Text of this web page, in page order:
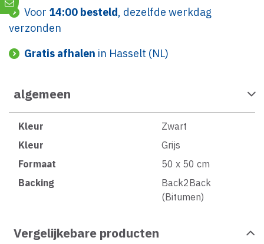
Voor 14:00 besteld, dezelfde werkdag
verzonden
Gratis afhalen in Hasselt (NL)
algemeen
Kleur
Zwart
Kleur
Grijs
Formaat
50 x 50 cm
Backing
Back2Back
(Bitumen)
Vergelijkebare producten